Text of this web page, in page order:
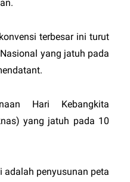
terbesar ini turut
yang jatuh pada
Hari Kebangkita
yang jatuh pada 10
penyusunan peta